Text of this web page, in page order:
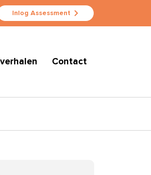
Inlog Assessment
Contact